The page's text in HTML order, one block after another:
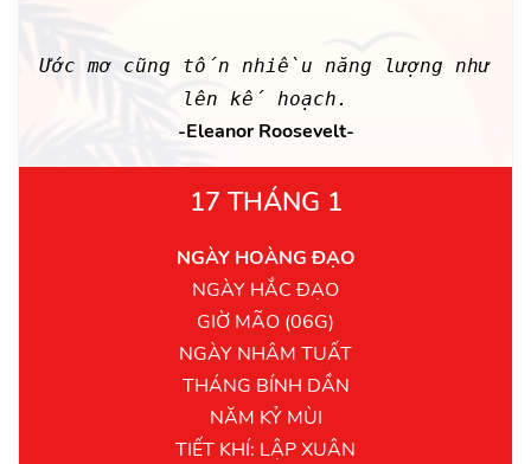
Ước mơ cũng tốn nhiều năng lượng như
lên kế hoạch.
-Eleanor Roosevelt-
17 THÁNG 1
NGÀY HOÀNG ĐẠO
NGÀY HẮC ĐẠO
GIỜ MÃO (06G)
NGÀY NHÂM TUẤT
THÁNG BÍNH DẦN
NĂM KỶ MÙI
TIẾT KHÍ: LẬP XUÂN